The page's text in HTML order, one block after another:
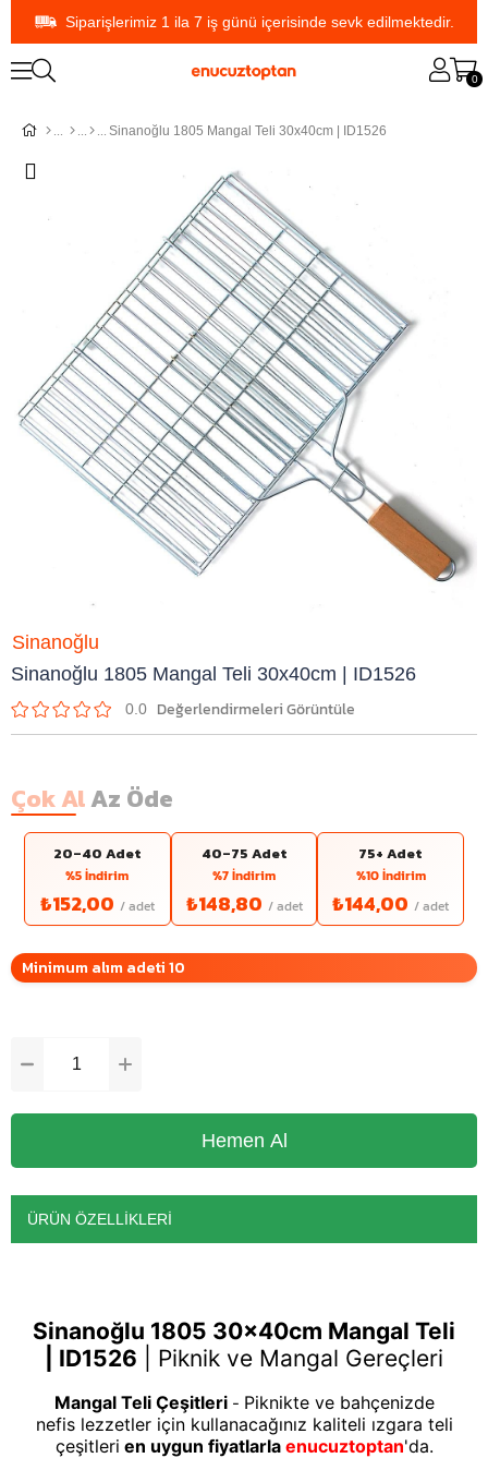
Siparişlerimiz 1 ila 7 iş günü içerisinde sevk edilmektedir.
0
Sinanoğlu 1805 Mangal Teli 30x40cm | ID1526
Sinanoğlu 1805 Mangal Teli 30x40cm | ID1526
0.0
Sinanoğlu
Çok AlAz Öde
20–40 Adet
%5 İndirim
₺152,00
40–75 Adet
%7 İndirim
₺148,80
75+ Adet
%10 İndirim
₺144,00
Minimum alım adeti 10
ÜRÜN ÖZELLIKLERI
Sinanoğlu 1805 30x40cm Mangal Teli
| ID1526
Piknik ve Mangal Gereçleri
Mangal Teli Çeşitleri- Piknikte ve bahçenizde
nefis lezzetler için kullanacağınız kaliteli ızgara teli
çeşitleri en uygun fiyatlarla enucuztoptan'da.